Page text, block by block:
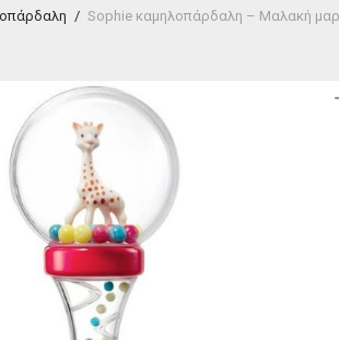
/ Sophie καμηλοπάρδαλη – Μαλακή